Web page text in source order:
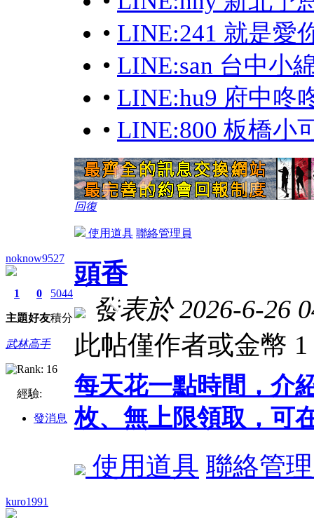
• LINE:241 就是愛
• LINE:san 台中小
• LINE:hu9 府中咚
• LINE:800 板橋小
回復
使用道具 聯絡管理員
noknow9527
1
主題
0
好友
5044
積分
武林高手
經驗:
發消息
頭香
發表於 2026-6-26
此帖僅作者或金幣
每天花一點時間，介
枚、無上限領取，可
使用道具 聯絡管
kuro1991